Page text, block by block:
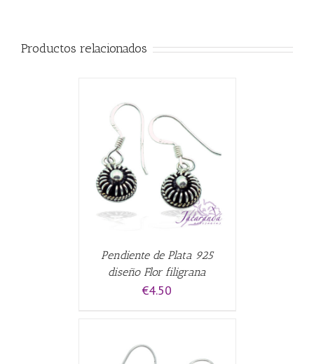
Productos relacionados
Pendiente de Plata 925
diseño Flor filigrana
€4.50